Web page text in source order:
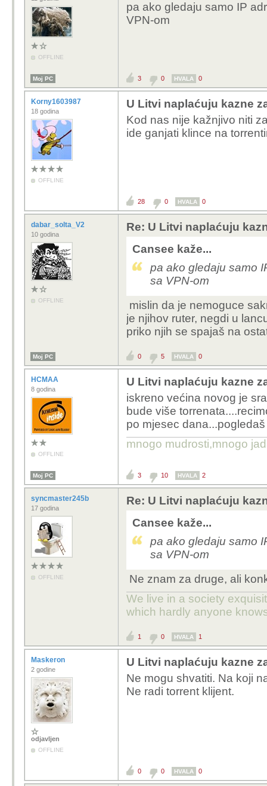
OFFLINE
pa ako gledaju samo IP
VPN-om
Moj PC 3 0 HVALA 0
Korny1603987
18 godina
OFFLINE
U Litvi naplaćuju kazne
Kod nas nije kažnjivo niti
ide ganjati klince na
28 0 HVALA 0
dabar_solta_V2
10 godina
OFFLINE
Re: U Litvi naplaćuju
Cansee kaže...
pa ako gledaju samo
sa VPN-om
mislin da je nemoguce
je njihov ruter, negdi u
priko njih se spajaš na
Moj PC 0 5 HVALA 0
HCMAA
8 godina
OFFLINE
U Litvi naplaćuju kazne
iskreno većina novog je
bude više
po mjesec
mnogo mudrosti,mnogo
Moj PC 3 10 HVALA 2
syncmaster245b
17 godina
OFFLINE
Re: U Litvi naplaćuju
Cansee kaže...
pa ako gledaju samo
sa VPN-om
Ne znam za druge, ali
We live in a society
which hardly anyone
1 0 HVALA 1
Maskeron
2 godine
odjavljen
OFFLINE
U Litvi naplaćuju kazne
Ne mogu shvatiti. Na koji
Ne radi torrent klijent.
0 0 HVALA 0